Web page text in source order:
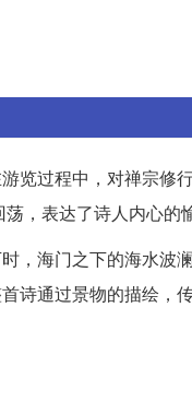
览过程中，对禅宗修
，表达了诗人内心的
，海门之下的海水波
诗通过景物的描绘，